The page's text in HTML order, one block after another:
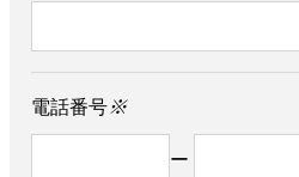
電話番号※
ー